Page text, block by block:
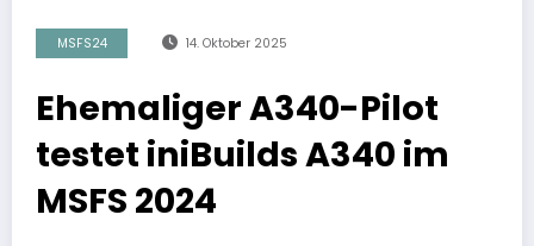
MSFS24 14. Oktober 2025
Ehemaliger A340-Pilot
testet iniBuilds A340 im
MSFS 2024